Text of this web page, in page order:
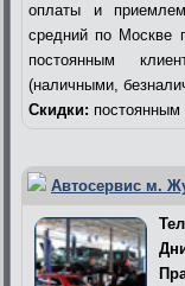
оплаты и
средний по Москве
постоянным
(наличными,
Скидки: постоянным
Автосервис м.